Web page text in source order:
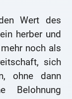
Wert des
herber und
noch als
sich
ohne dann
Belohnung